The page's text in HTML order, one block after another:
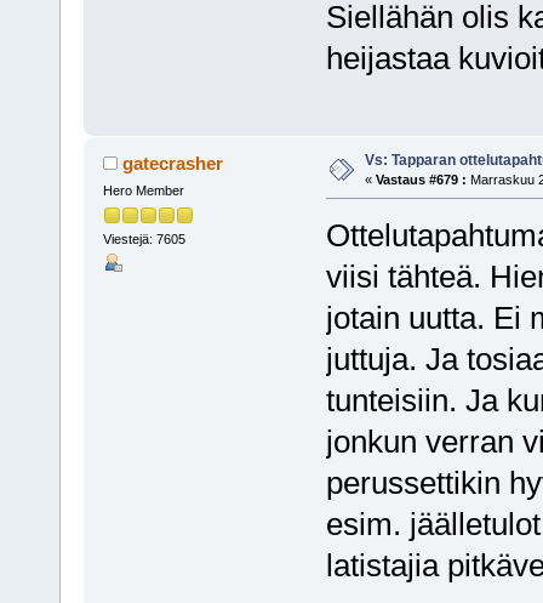
Siellähän olis
heijastaa
gatecrasher
Hero Member
Viestejä: 7605
Vs: Tapparan
« Vastaus #679 : Marraskuu
viisi tähteä.
jotain uutta. Ei
juttuja. Ja
tunteisiin. Ja
jonkun verran
perussettikin
esim.
latistajia